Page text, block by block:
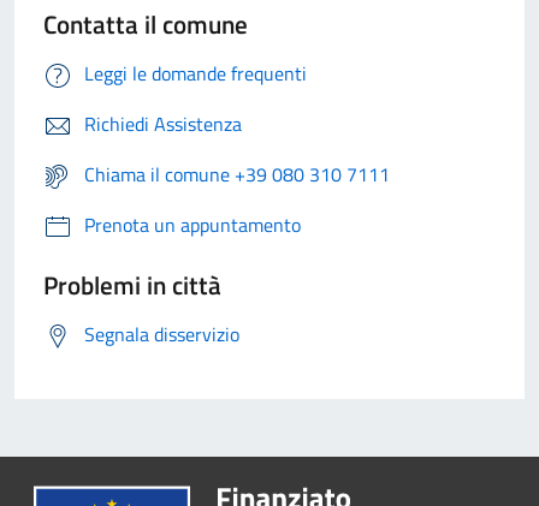
Contatta il comune
Leggi le domande frequenti
Richiedi Assistenza
Chiama il comune +39 080 310 7111
Prenota un appuntamento
Problemi in città
Segnala disservizio